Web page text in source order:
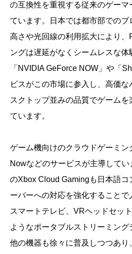
の互換性を重視する従来のゲー
ています。日本では都市部での
高さや光回線の利用拡大により、
ングは遅延がなくシームレスな体
「NVIDIA GeForce NOW」や「
ビスがこの市場に参入し、高価
スクトップ並みの品質でゲームを
ています。
ゲーム機向けのクラウドゲーミ
Nowなどのサービスが主導してい
のXbox Cloud Gamingも日本語コ
ーバーへの対応を強化することで
スマートテレビ、VRヘッドセッ
ようなポータブルストリーミン
他の機器も徐々に普及しつつあり